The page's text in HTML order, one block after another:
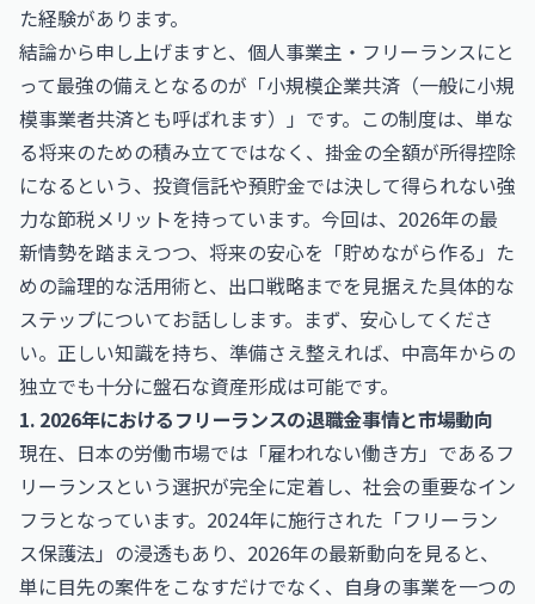
た経験があります。
結論から申し上げますと、個人事業主・フリーランスにと
って最強の備えとなるのが「小規模企業共済（一般に小規
模事業者共済とも呼ばれます）」です。この制度は、単な
る将来のための積み立てではなく、掛金の全額が所得控除
になるという、投資信託や預貯金では決して得られない強
力な節税メリットを持っています。今回は、2026年の最
新情勢を踏まえつつ、将来の安心を「貯めながら作る」た
めの論理的な活用術と、出口戦略までを見据えた具体的な
ステップについてお話しします。まず、安心してくださ
い。正しい知識を持ち、準備さえ整えれば、中高年からの
独立でも十分に盤石な資産形成は可能です。
1. 2026年におけるフリーランスの退職金事情と市場動向
現在、日本の労働市場では「雇われない働き方」であるフ
リーランスという選択が完全に定着し、社会の重要なイン
フラとなっています。2024年に施行された「フリーラン
ス保護法」の浸透もあり、2026年の最新動向を見ると、
単に目先の案件をこなすだけでなく、自身の事業を一つの